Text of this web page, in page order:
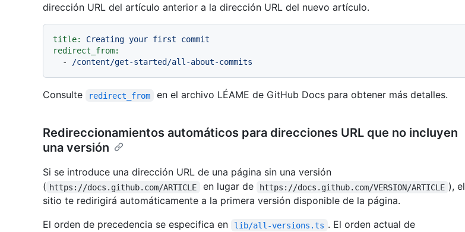
dirección URL del artículo anterior a la dirección URL del nuevo artículo.
title: Creating your first
commit
redirect_from:
-
/content/get-started/all-about-commits
Consulte redirect_from en el archivo LÉAME de GitHub Docs para obtener más detalles.
Redireccionamientos automáticos para direcciones URL que no incluyen
una versión
Si se introduce una dirección URL de una página sin una versión
( https://docs.github.com/ARTICLE en lugar de https://docs.github.com/VERSION/ARTICLE ), el
sitio te redirigirá automáticamente a la primera versión disponible de la página.
El orden de precedencia se especifica en
lib/all-versions.ts . El orden actual de